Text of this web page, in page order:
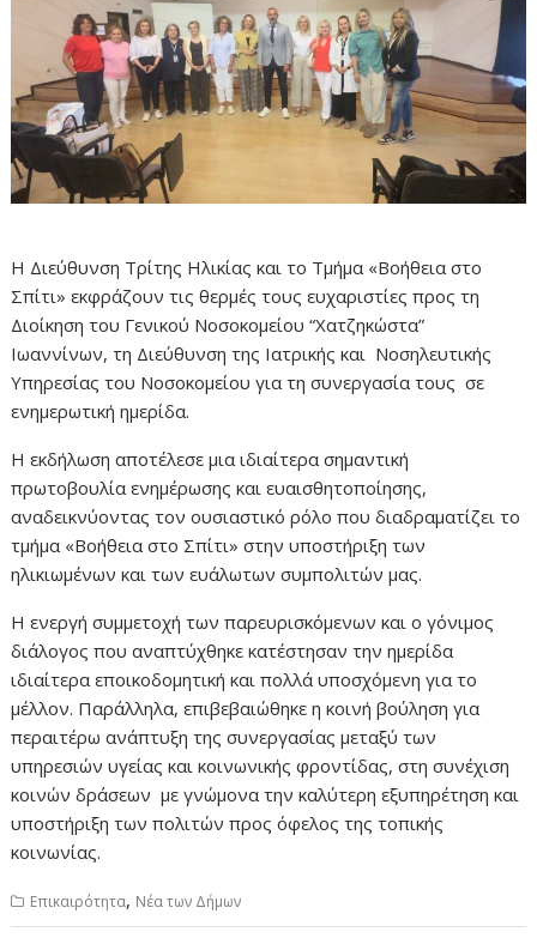
Η Διεύθυνση Τρίτης Ηλικίας και το Τμήμα «Βοήθεια στο
Σπίτι» εκφράζουν τις θερμές τους ευχαριστίες προς τη
Διοίκηση του Γενικού Νοσοκομείου “Χατζηκώστα”
Ιωαννίνων, τη Διεύθυνση της Ιατρικής και Νοσηλευτικής
Υπηρεσίας του Νοσοκομείου για τη συνεργασία τους σε
ενημερωτική ημερίδα.
Η εκδήλωση αποτέλεσε μια ιδιαίτερα σημαντική
πρωτοβουλία ενημέρωσης και ευαισθητοποίησης,
αναδεικνύοντας τον ουσιαστικό ρόλο που διαδραματίζει το
τμήμα «Βοήθεια στο Σπίτι» στην υποστήριξη των
ηλικιωμένων και των ευάλωτων συμπολιτών μας.
Η ενεργή συμμετοχή των παρευρισκόμενων και ο γόνιμος
διάλογος που αναπτύχθηκε κατέστησαν την ημερίδα
ιδιαίτερα εποικοδομητική και πολλά υποσχόμενη για το
μέλλον. Παράλληλα, επιβεβαιώθηκε η κοινή βούληση για
περαιτέρω ανάπτυξη της συνεργασίας μεταξύ των
υπηρεσιών υγείας και κοινωνικής φροντίδας, στη συνέχιση
κοινών δράσεων με γνώμονα την καλύτερη εξυπηρέτηση και
υποστήριξη των πολιτών προς όφελος της τοπικής
κοινωνίας.
Επικαιρότητα, Νέα των Δήμων